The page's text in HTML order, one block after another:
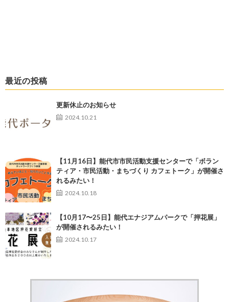
最近の投稿
更新休止のお知らせ
2024.10.21
【11月16日】能代市市民活動支援センターで「ボラン
ティア・市民活動・まちづくり カフェトーク」が開催さ
れるみたい！
2024.10.18
【10月17〜25日】能代エナジアムパークで「押花展」
が開催されるみたい！
2024.10.17